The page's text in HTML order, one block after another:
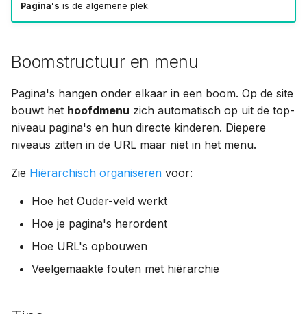
Pagina's is de algemene plek.
Boomstructuur en menu
Pagina's hangen onder elkaar in een boom. Op de site
bouwt het hoofdmenu zich automatisch op uit de top-
niveau pagina's en hun directe kinderen. Diepere
niveaus zitten in de URL maar niet in het menu.
Zie Hiërarchisch organiseren voor:
Hoe het Ouder-veld werkt
Hoe je pagina's herordent
Hoe URL's opbouwen
Veelgemaakte fouten met hiërarchie